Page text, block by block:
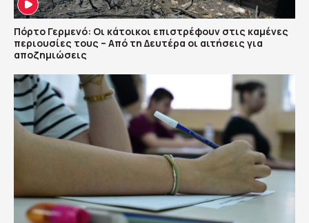
Πόρτο Γερμενό: Οι κάτοικοι επιστρέφουν στις καμένες
περιουσίες τους – Aπό τη Δευτέρα οι αιτήσεις για
αποζημιώσεις